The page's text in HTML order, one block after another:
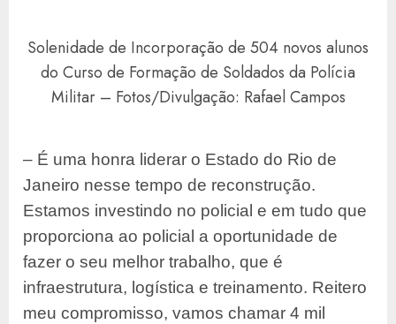
Solenidade de Incorporação de 504 novos alunos
do Curso de Formação de Soldados da Polícia
Militar – Fotos/Divulgação: Rafael Campos
– É uma honra liderar o Estado do Rio de
Janeiro nesse tempo de reconstrução.
Estamos investindo no policial e em tudo que
proporciona ao policial a oportunidade de
fazer o seu melhor trabalho, que é
infraestrutura, logística e treinamento. Reitero
meu compromisso, vamos chamar 4 mil